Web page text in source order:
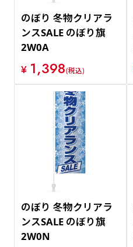
のぼり 冬物クリアラ
ンスSALE のぼり旗
2W0A
¥ 1,398(税込)
のぼり 冬物クリアラ
ンスSALE のぼり旗
2W0N